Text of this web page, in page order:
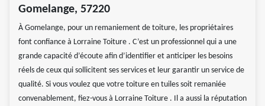
Gomelange, 57220
À Gomelange, pour un remaniement de toiture, les propriétaires
font confiance à Lorraine Toiture . C’est un professionnel qui a une
grande capacité d’écoute afin d’identifier et anticiper les besoins
réels de ceux qui sollicitent ses services et leur garantir un service de
qualité. Si vous voulez que votre toiture en tuiles soit remaniée
convenablement, fiez-vous à Lorraine Toiture . Il a aussi la réputation